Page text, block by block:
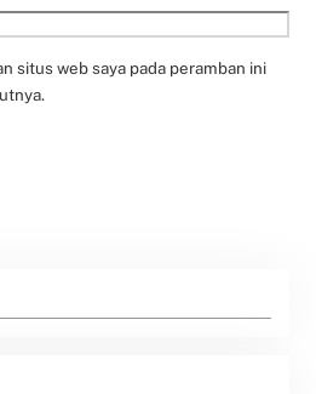
situs web saya pada peramban ini